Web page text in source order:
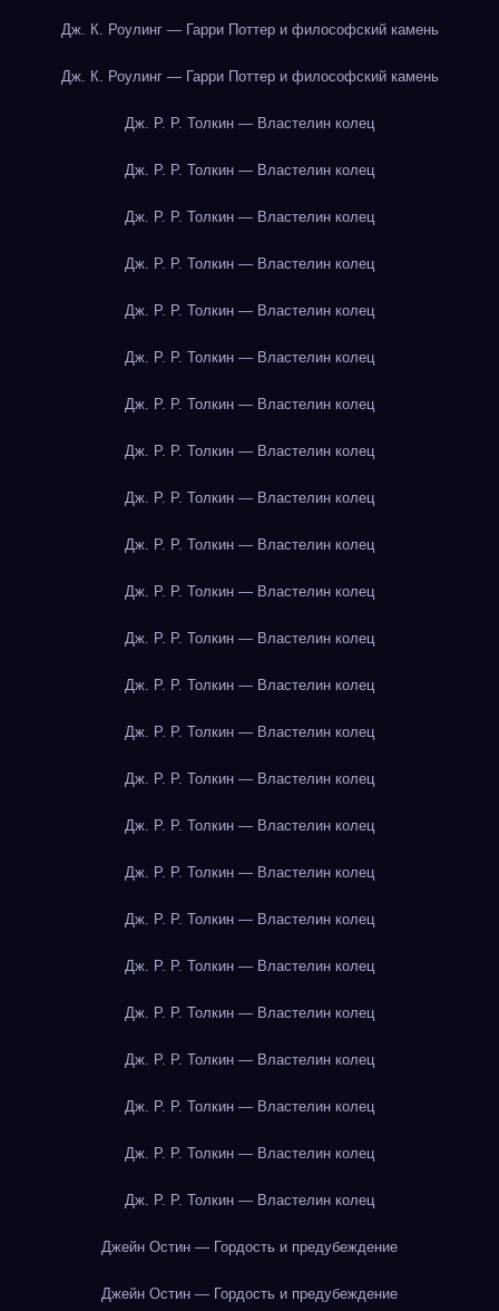
Дж. К. Роулинг — Гарри Поттер и философский камень
Дж. К. Роулинг — Гарри Поттер и философский камень
Дж. Р. Р. Толкин — Властелин колец
Дж. Р. Р. Толкин — Властелин колец
Дж. Р. Р. Толкин — Властелин колец
Дж. Р. Р. Толкин — Властелин колец
Дж. Р. Р. Толкин — Властелин колец
Дж. Р. Р. Толкин — Властелин колец
Дж. Р. Р. Толкин — Властелин колец
Дж. Р. Р. Толкин — Властелин колец
Дж. Р. Р. Толкин — Властелин колец
Дж. Р. Р. Толкин — Властелин колец
Дж. Р. Р. Толкин — Властелин колец
Дж. Р. Р. Толкин — Властелин колец
Дж. Р. Р. Толкин — Властелин колец
Дж. Р. Р. Толкин — Властелин колец
Дж. Р. Р. Толкин — Властелин колец
Дж. Р. Р. Толкин — Властелин колец
Дж. Р. Р. Толкин — Властелин колец
Дж. Р. Р. Толкин — Властелин колец
Дж. Р. Р. Толкин — Властелин колец
Дж. Р. Р. Толкин — Властелин колец
Дж. Р. Р. Толкин — Властелин колец
Дж. Р. Р. Толкин — Властелин колец
Дж. Р. Р. Толкин — Властелин колец
Дж. Р. Р. Толкин — Властелин колец
Джейн Остин — Гордость и предубеждение
Джейн Остин — Гордость и предубеждение